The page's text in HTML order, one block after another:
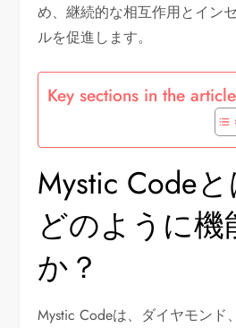
め、継続的な相互作用とイン
ルを促進します。
Key sections in the
Mystic Codeと
どのように機
か？
Mystic Codeは、ダイヤモンド